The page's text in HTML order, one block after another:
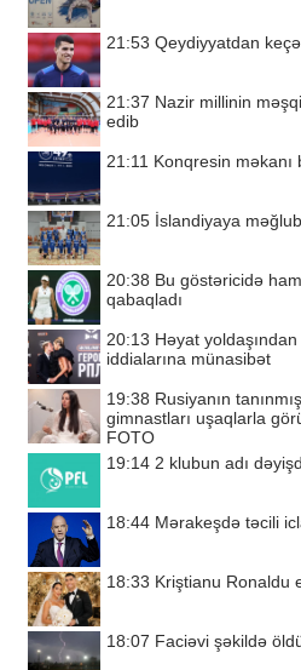
21:53 Qeydiyyatdan
21:37 Nazir millinin
edib
21:11 Konqresin məkanı
21:05 İslandiyaya
20:38 Bu göstəricidə
qabaqladı
20:13 Həyat
iddialarına münasibət
19:38 Rusiyanın
gimnastları uşaqlarla
FOTO
19:14 2 klubun adı
18:44 Mərakeşdə təcili
18:33 Kriştianu Ronaldu
18:07 Faciəvi şəkildə